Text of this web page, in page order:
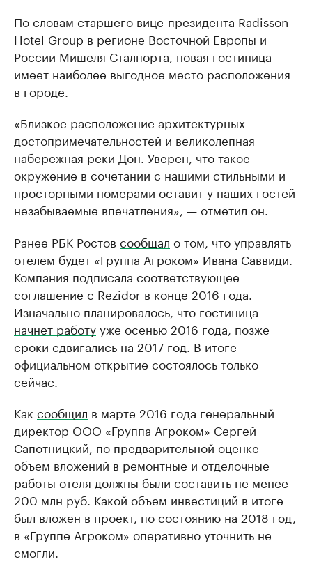
По словам старшего вице-президента Radisson
Hotel Group в регионе Восточной Европы и
России Мишеля Сталпорта, новая гостиница
имеет наиболее выгодное место расположения
в городе.
«Близкое расположение архитектурных
достопримечательностей и великолепная
набережная реки Дон. Уверен, что такое
окружение в сочетании с нашими стильными и
просторными номерами оставит у наших гостей
незабываемые впечатления», — отметил он.
Ранее РБК Ростов сообщал о том, что управлять
отелем будет «Группа Агроком» Ивана Саввиди.
Компания подписала соответствующее
соглашение с Rezidor в конце 2016 года.
Изначально планировалось, что гостиница
начнет работууже осенью 2016 года, позже
сроки сдвигались на 2017 год. В итоге
официальном открытие состоялось только
сейчас.
Как сообщил в марте 2016 года генеральный
директор ООО «Группа Агроком» Сергей
Сапотницкий, по предварительной оценке
объем вложений в ремонтные и отделочные
работы отеля должны были составить не менее
200 млн руб. Какой объем инвестиций в итоге
был вложен в проект, по состоянию на 2018 год,
в «Группе Агроком» оперативно уточнить не
смогли.